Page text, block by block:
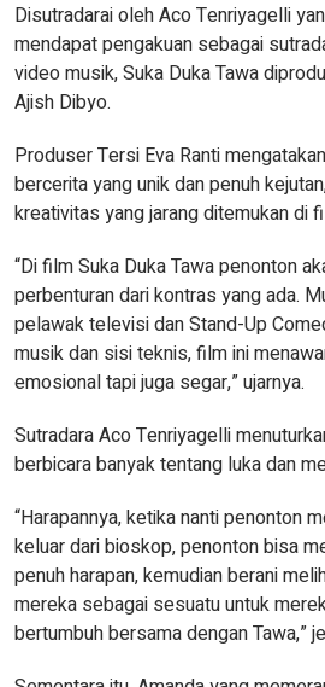
Disutradarai oleh Aco Tenriyagelli
mendapat pengakuan sebagai
video musik, Suka Duka Tawa
Ajish Dibyo.
Produser Tersi Eva Ranti
bercerita yang unik dan penuh
kreativitas yang jarang ditemukan di
“Di film Suka Duka Tawa penonton
perbenturan dari kontras yang ada.
pelawak televisi dan Stand-Up
musik dan sisi teknis, film ini
emosional tapi juga segar,” ujarnya.
Sutradara Aco Tenriyagelli
berbicara banyak tentang luka dan
“Harapannya, ketika nanti penonton
keluar dari bioskop, penonton bisa
penuh harapan, kemudian berani
mereka sebagai sesuatu untuk
bertumbuh bersama dengan Tawa,”